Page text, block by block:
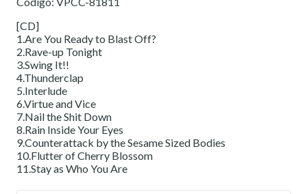
[CD]
1.Are You Ready to Blast Off?
2.Rave-up Tonight
3.Swing It!!
4.Thunderclap
5.Interlude
6.Virtue and Vice
7.Nail the Shit Down
8.Rain Inside Your Eyes
9.Counterattack by the Sesame Sized Bodies
10.Flutter of Cherry Blossom
11.Stay as Who You Are